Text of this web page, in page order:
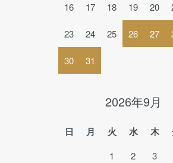
16 17 18 19 20
23 24 25 26 27
30 31
2026年9月
日 月 火 水 木
1 2 3